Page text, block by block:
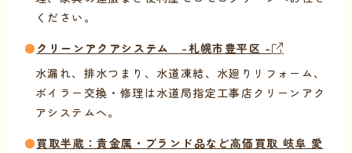
ください。
● クリーンアクアシステム -札幌市豊平区 -
水漏れ、排水つまり、水道凍結、水廻りリフォーム、
ボイラー交換・修理は水道局指定工事店クリーンアク
アシステムへ。
●買取半蔵：貴金属・ブランド品など高価買取 岐阜 愛